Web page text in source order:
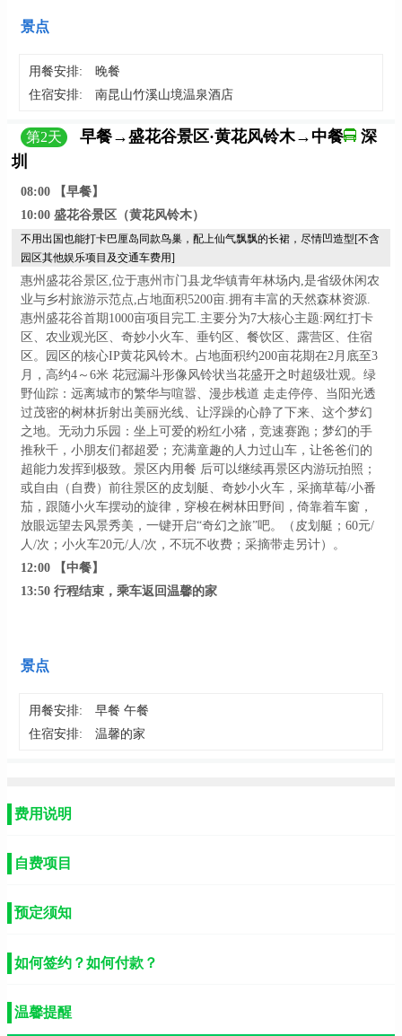
景点
用餐安排:
晚餐
住宿安排:
南昆山竹溪山境温泉酒店
第2天 早餐→盛花谷景区·黄花风铃木→中餐
深
圳
08:00
【早餐】
10:00 盛花谷景区（黄花风铃木）
不用出国也能打卡巴厘岛同款鸟巢，配上仙气飘飘的长裙，尽情凹造型[不含
园区其他娱乐项目及交通车费用]
惠州盛花谷景区 ,位于惠州市门县龙华镇青年林场内,是省级休闲农
业与乡村旅游示范点,占地面积5200亩.拥有丰富的天然森林资源.
惠州盛花谷首期1000亩项目完工.主要分为7大核心主题:网红打卡
区、农业观光区、奇妙小火车、垂钓区、餐饮区、露营区、住宿
区。
园区的核心IP黄花风铃木。占地面积约200亩花期在2月底至3
月，高约4～6米 花冠漏斗形像风铃状当花盛开之时超级壮观。 绿
野仙踪：远离城市的繁华与喧嚣、漫步栈道 走走停停、当阳光透
过茂密的树林折射出美丽光线、让浮躁的心静了下来、这个梦幻
之地。 无动力乐园：坐上可爱的粉红小猪，竞速赛跑；梦幻的手
推秋千，小朋友们都超爱；充满童趣的人力过山车，让爸爸们的
超能力发挥到极致。 景区内用餐 后可以继续再景区内游玩拍照；
或自由（自费）前往景区的皮划艇、奇妙小火车，采摘草莓/小番
茄，跟随小火车摆动的旋律，穿梭在树林田野间，倚靠着车窗，
放眼远望去风景秀美，一键开启“奇幻之旅”吧。（皮划艇；60元/
人/次；小火车20元/人/次，不玩不收费；采摘带走另计）。
12:00
【中餐】
13:50 行程结束，乘车返回温馨的家
景点
用餐安排:
早餐 午餐
住宿安排:
温馨的家
费用说明
自费项目
预定须知
如何签约？如何付款？
温馨提醒